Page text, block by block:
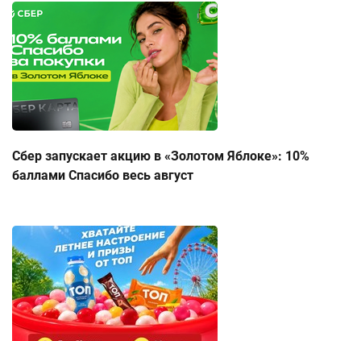
Сбер запускает акцию в «Золотом Яблоке»: 10%
баллами Спасибо весь август